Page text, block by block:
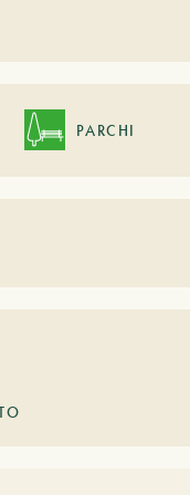
PARCHI